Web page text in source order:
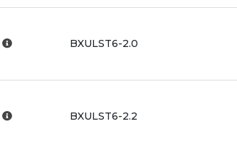
BXULST6-2.0
BXULST6-2.2